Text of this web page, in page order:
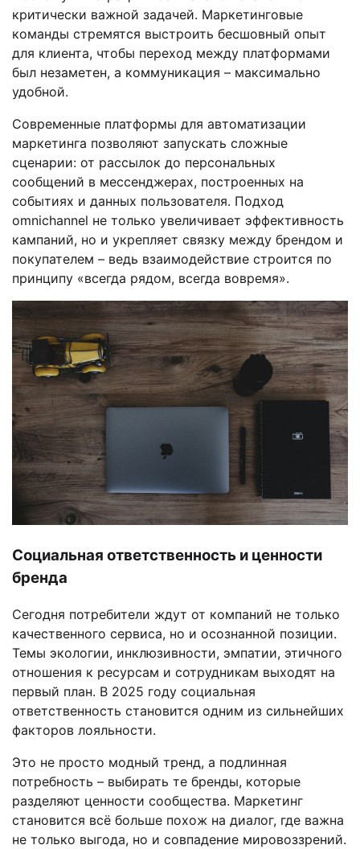
критически важной задачей. Маркетинговые
команды стремятся выстроить бесшовный опыт
для клиента, чтобы переход между платформами
был незаметен, а коммуникация – максимально
удобной.
Современные платформы для автоматизации
маркетинга позволяют запускать сложные
сценарии: от рассылок до персональных
сообщений в мессенджерах, построенных на
событиях и данных пользователя. Подход
omnichannel не только увеличивает эффективность
кампаний, но и укрепляет связку между брендом и
покупателем – ведь взаимодействие строится по
принципу «всегда рядом, всегда вовремя».
Социальная ответственность и ценности
бренда
Сегодня потребители ждут от компаний не только
качественного сервиса, но и осознанной позиции.
Темы экологии, инклюзивности, эмпатии, этичного
отношения к ресурсам и сотрудникам выходят на
первый план. В 2025 году социальная
ответственность становится одним из сильнейших
факторов лояльности.
Это не просто модный тренд, а подлинная
потребность – выбирать те бренды, которые
разделяют ценности сообщества. Маркетинг
становится всё больше похож на диалог, где важна
не только выгода, но и совпадение мировоззрений.